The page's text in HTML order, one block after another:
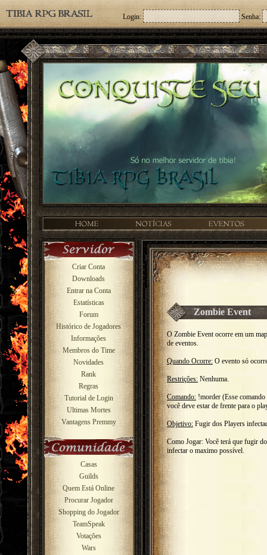
Login: Senha:
Criar Conta
Downloads
Entrar na Conta
Estatísticas
Forum
Histórico de Jogadores
Informações
Membros do Time
Novidades
Rank
Regras
Tutorial de Login
Ultimas Mortes
Vantagens Premmy
Casas
Guilds
Quem Está Online
Procurar Jogador
Shopping do Jogador
TeamSpeak
Votações
Wars
Zombie Event
O Zombie Event ocorre em um
de eventos.
Quando Ocorre: O evento só
Restrições: Nenhuma.
Comando: !morder (Esse
você deve estar de frente para o
Objetivo: Fugir dos Players
Como Jogar: Você terá que fugir
infectar o maximo possível.